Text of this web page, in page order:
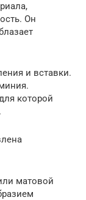
Он
и вставки.
которой
матовой